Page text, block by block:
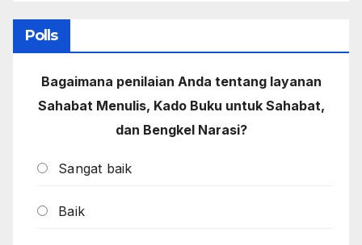
Polls
Bagaimana penilaian Anda tentang layanan
Sahabat Menulis, Kado Buku untuk Sahabat,
dan Bengkel Narasi?
Sangat baik
Baik